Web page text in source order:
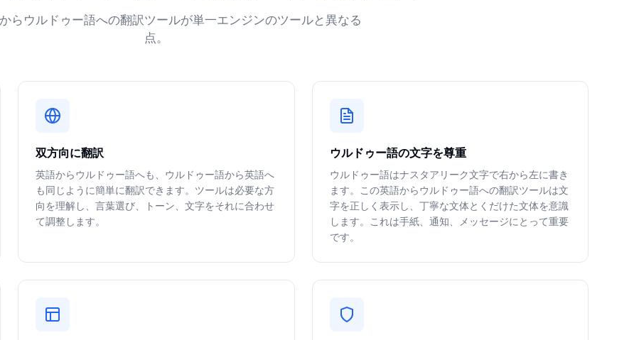
らウルドゥー語への翻訳ツールが単一エンジンのツールと異なる
点。
双方向に翻訳
英語からウルドゥー語へも、ウルドゥー語から英語へ
も同じように簡単に翻訳できます。ツールは必要な方
向を理解し、言葉選び、トーン、文字をそれに合わせ
て調整します。
ウルドゥー語の文字を尊重
ウルドゥー語はナスタアリーク文字で右から左に書き
ます。この英語からウルドゥー語への翻訳ツールは文
字を正しく表示し、丁寧な文体とくだけた文体を意識
します。これは手紙、通知、メッセージにとって重要
です。